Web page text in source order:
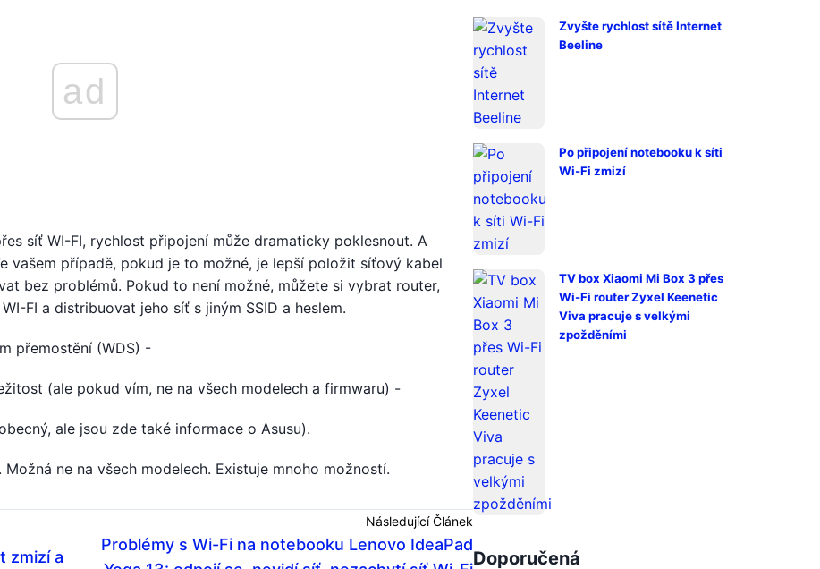
ad
síť WI-FI, rychlost připojení může dramaticky poklesnout. A
vašem případě, pokud je to možné, je lepší položit síťový kabel
bez problémů. Pokud to není možné, můžete si vybrat router,
FI a distribuovat jeho síť s jiným SSID a heslem.
přemostění (WDS) -
(ale pokud vím, ne na všech modelech a firmwaru) -
ale jsou zde také informace o Asusu).
ne na všech modelech. Existuje mnoho možností.
zmizí a
Následující Článek
Problémy s Wi-Fi na notebooku Lenovo IdeaPad
Zvyšte rychlost sítě Internet
Beeline
Po připojení notebooku k síti
Wi-Fi zmizí
TV box Xiaomi Mi Box 3 přes
Wi-Fi router Zyxel Keenetic
Viva pracuje s velkými
zpožděními
Doporučená